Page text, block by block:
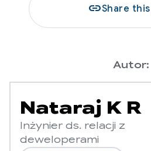
linkShare
Autor:
Nataraj K R
Inżynier ds. relacji z
deweloperami